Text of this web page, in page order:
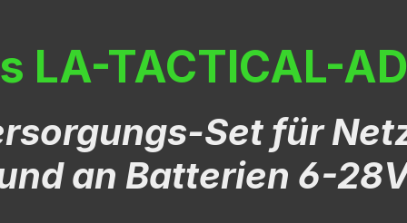
LA-TACTICAL-
Set für
an Batterien 6-